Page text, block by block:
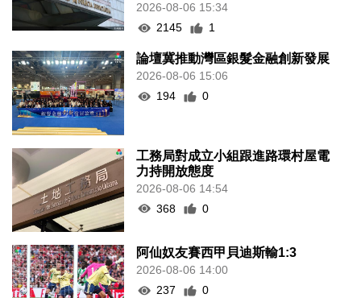
2026-08-06 15:34
2145
1
論壇冀推動灣區銀髮金融創新發展
2026-08-06 15:06
194
0
工務局對成立小組跟進路環村屋電
力持開放態度
2026-08-06 14:54
368
0
阿仙奴友賽西甲貝迪斯輸1:3
2026-08-06 14:00
237
0